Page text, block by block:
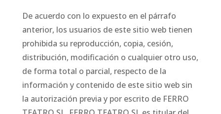
De acuerdo con lo expuesto en el párrafo
anterior, los usuarios de este sitio web tienen
prohibida su reproducción, copia, cesión,
distribución, modificación o cualquier otro uso,
de forma total o parcial, respecto de la
información y contenido de este sitio web sin
la autorización previa y por escrito de FERRO